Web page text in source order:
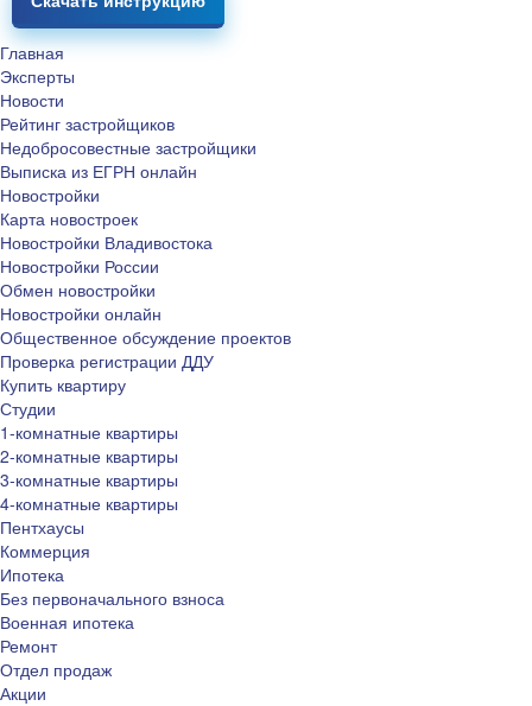
Главная
Эксперты
Новости
Рейтинг застройщиков
Недобросовестные застройщики
Выписка из ЕГРН онлайн
Новостройки
Карта новостроек
Новостройки Владивостока
Новостройки России
Обмен новостройки
Новостройки онлайн
Общественное обсуждение проектов
Проверка регистрации ДДУ
Купить квартиру
Студии
1-комнатные квартиры
2-комнатные квартиры
3-комнатные квартиры
4-комнатные квартиры
Пентхаусы
Коммерция
Ипотека
Без первоначального взноса
Военная ипотека
Ремонт
Отдел продаж
Акции